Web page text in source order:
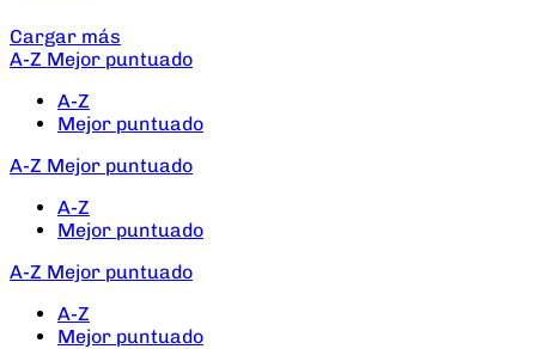
Cargar más
A-Z Mejor puntuado
A-Z
Mejor puntuado
A-Z Mejor puntuado
A-Z
Mejor puntuado
A-Z Mejor puntuado
A-Z
Mejor puntuado